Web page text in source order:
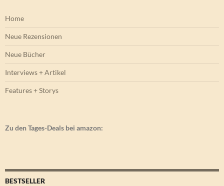
Home
Neue Rezensionen
Neue Bücher
Interviews + Artikel
Features + Storys
Zu den Tages-Deals bei amazon:
BESTSELLER